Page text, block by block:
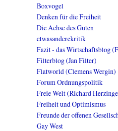
Boxvogel
Denken für die Freiheit
Die Achse des Guten
etwasanderekritik
Fazit - das Wirtschaftsblog
Filterblog (Jan Filter)
Flatworld (Clemens Wergin)
Forum Ordnungspolitik
Freie Welt (Richard
Freiheit und Optimismus
Freunde der offenen
Gay West